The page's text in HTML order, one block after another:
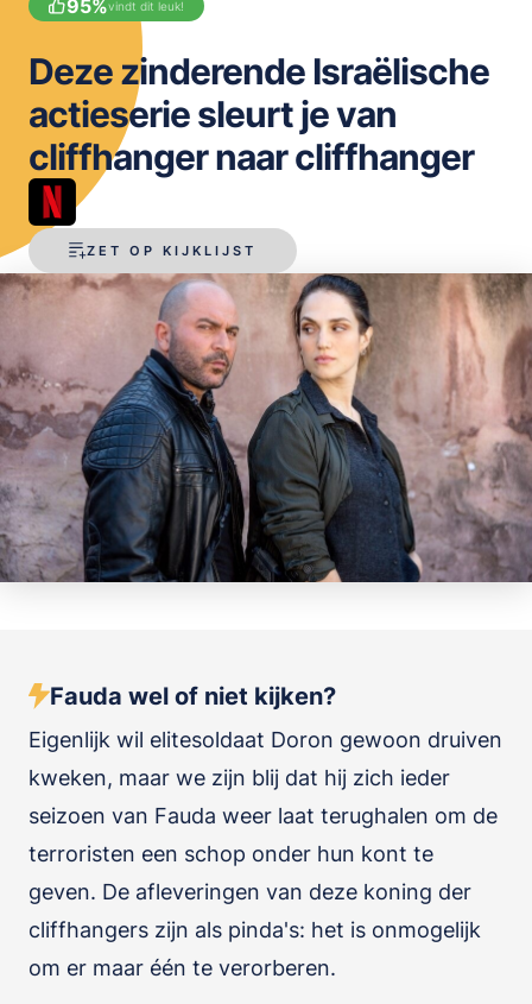
95%vindt dit leuk!
ZET OP KIJKLIJST
Deze zinderende Israëlische
actieserie sleurt je van
cliffhanger naar cliffhanger
Fauda wel of niet kijken?
Eigenlijk wil elitesoldaat Doron gewoon druiven
kweken, maar we zijn blij dat hij zich ieder
seizoen van Fauda weer laat terughalen om de
terroristen een schop onder hun kont te
geven. De afleveringen van deze koning der
cliffhangers zijn als pinda's: het is onmogelijk
om er maar één te verorberen.